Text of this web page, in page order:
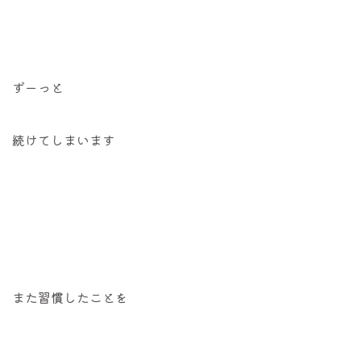
ずーっと
続けてしまいます
また習慣したことを